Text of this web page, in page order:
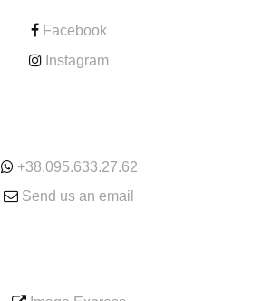
Facebook
Instagram
+38.095.633.27.62
Send us an email